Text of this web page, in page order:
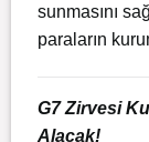
sunmasını
paraların
G7 Zirvesi
Alacak!